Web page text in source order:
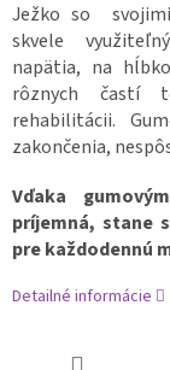
Ježko so
skvele
napätia, na
rôznych častí
rehabilitácii.
zakončenia,
Vďaka
príjemná, stane
pre každodennú
Detailné informácie